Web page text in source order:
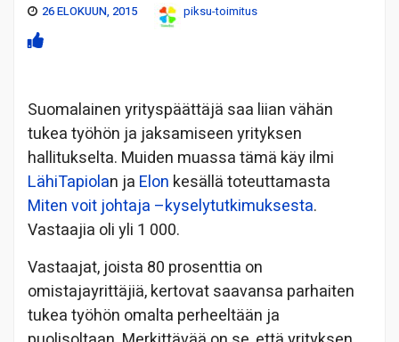
26 ELOKUUN, 2015 piksu-toimitus
Suomalainen yrityspäättäjä saa liian vähän
tukea työhön ja jaksamiseen yrityksen
hallitukselta. Muiden muassa tämä käy ilmi
LähiTapiolan ja Elon kesällä toteuttamasta
Miten voit johtaja –kyselytutkimuksesta.
Vastaajia oli yli 1 000.
Vastaajat, joista 80 prosenttia on
omistajayrittäjiä, kertovat saavansa parhaiten
tukea työhön omalta perheeltään ja